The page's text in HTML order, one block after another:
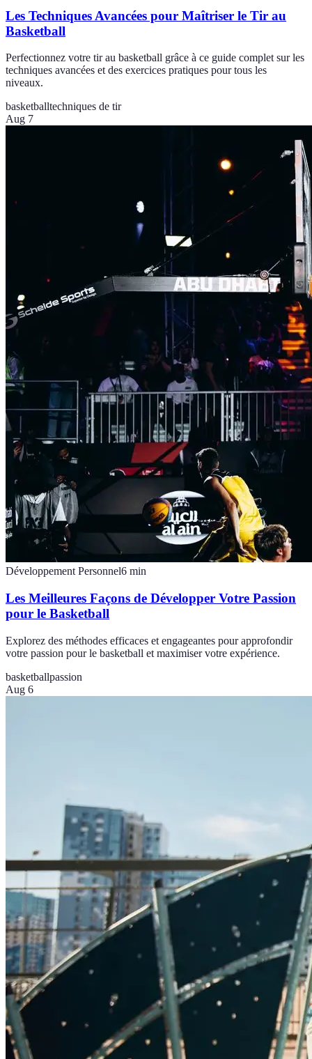
Les Techniques Avancées pour Maîtriser le Tir au
Basketball
Perfectionnez votre tir au basketball grâce à ce guide complet sur les
techniques avancées et des exercices pratiques pour tous les
niveaux.
basketballtechniques de tir
Aug 7
Développement Personnel6 min
Les Meilleures Façons de Développer Votre Passion
pour le Basketball
Explorez des méthodes efficaces et engageantes pour approfondir
votre passion pour le basketball et maximiser votre expérience.
basketballpassion
Aug 6